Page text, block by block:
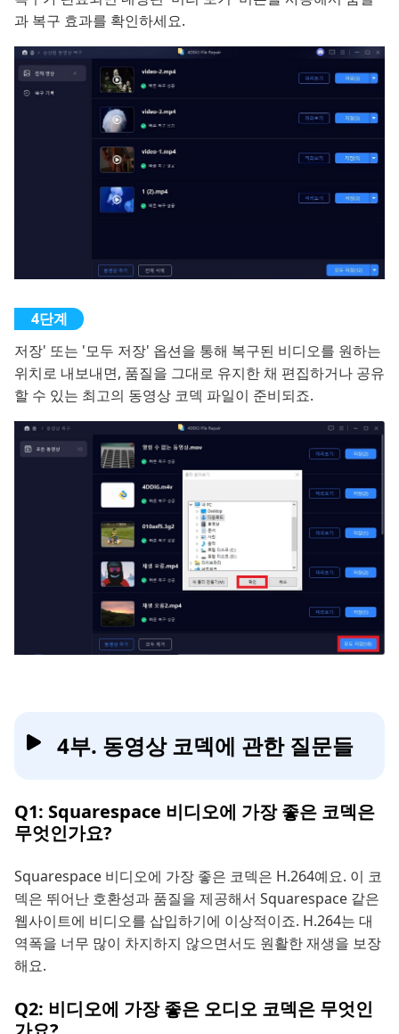
과 복구 효과를 확인하세요.
저장' 또는 '모두 저장' 옵션을 통해 복구된 비디오를 원하는
위치로 내보내면, 품질을 그대로 유지한 채 편집하거나 공유
할 수 있는 최고의 동영상 코덱 파일이 준비되죠.
4부. 동영상 코덱에 관한 질문들
Q1: Squarespace 비디오에 가장 좋은 코덱은
무엇인가요?
Squarespace 비디오에 가장 좋은 코덱은 H.264예요. 이 코
덱은 뛰어난 호환성과 품질을 제공해서 Squarespace 같은
웹사이트에 비디오를 삽입하기에 이상적이죠. H.264는 대
역폭을 너무 많이 차지하지 않으면서도 원활한 재생을 보장
해요.
Q2: 비디오에 가장 좋은 오디오 코덱은 무엇인